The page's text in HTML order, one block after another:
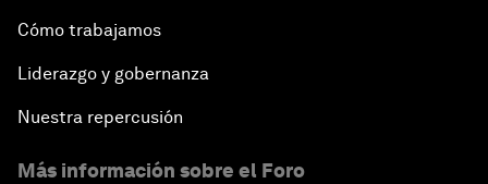
Cómo trabajamos
Liderazgo y gobernanza
Nuestra repercusión
Más información sobre el Foro